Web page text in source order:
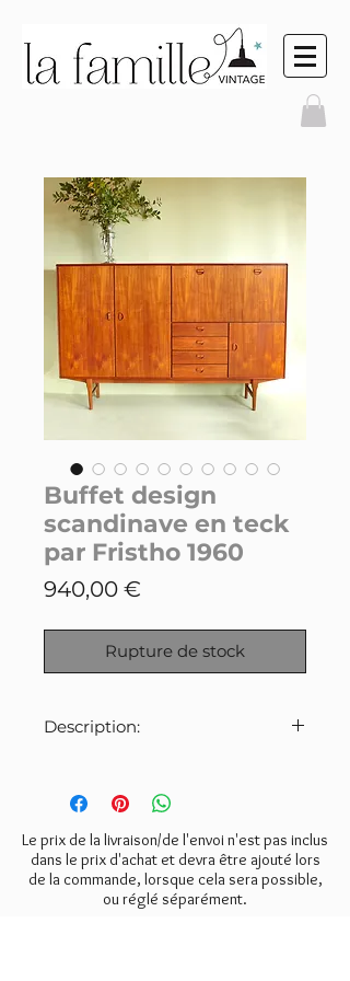
Buffet design
scandinave en teck
par Fristho 1960
940,00 €
Rupture de stock
Description:
par Fristho NV Franeker, "La
marque n°1 du mobilier nordique"
des années 50 & 60.
Cette enfilade est en très bon
état, quelques traces d'usage à
Le prix de la livraison/de l'envoi n'est pas inclus
dans le prix d'achat et devra être ajouté lors
de la commande, lorsque cela sera possible,
ou réglé séparément.